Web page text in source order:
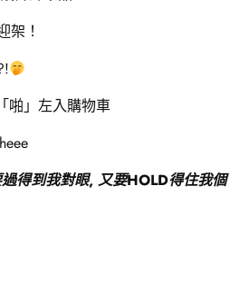
架！
啪」左入購物車
得到我對眼, 又要HOLD得住我個